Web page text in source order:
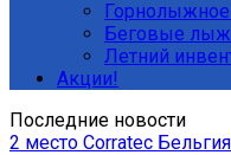
Беговые
Летний
Акции!
Последние новости
2 место Corratec Бельгия